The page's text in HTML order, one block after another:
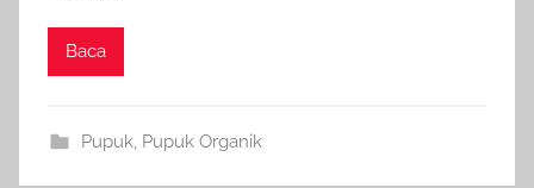
Baca
Pupuk, Pupuk Organik